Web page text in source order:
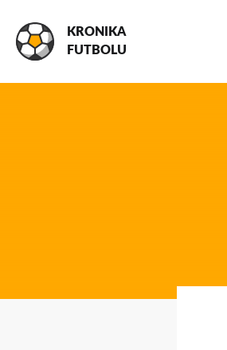
KRONIKA
FUTBOLU